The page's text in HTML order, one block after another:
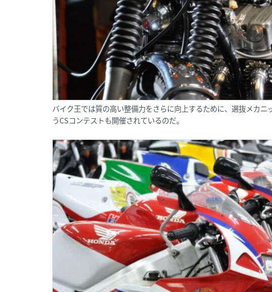
バイク王では質の高い整備力をさらに向上するために、選抜メカ
うCSコンテストも開催されているのだ。